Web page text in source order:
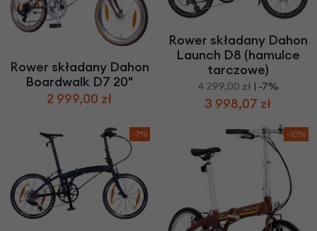
Rower składany Dahon
Boardwalk D7 20"
2 999,00 zł
Rower składany Dahon
Launch D8 (hamulce
tarczowe)
4 299,00 zł | -7%
3 998,07 zł
-7% -10%